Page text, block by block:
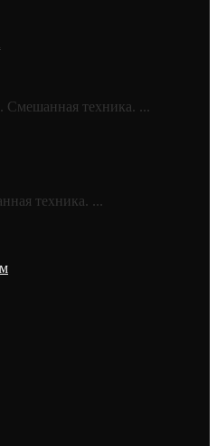
Смешанная техника. ...
техника. ...